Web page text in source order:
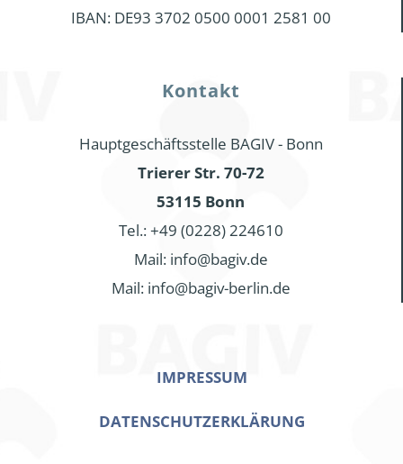
IBAN: DE93 3702 0500 0001 2581 00
Kontakt
Hauptgeschäftsstelle BAGIV - Bonn
Trierer Str. 70-72
53115 Bonn
Tel.: +49 (0228) 224610
Mail: info@bagiv.de
Mail: info@bagiv-berlin.de
IMPRESSUM
DATENSCHUTZERKLÄRUNG